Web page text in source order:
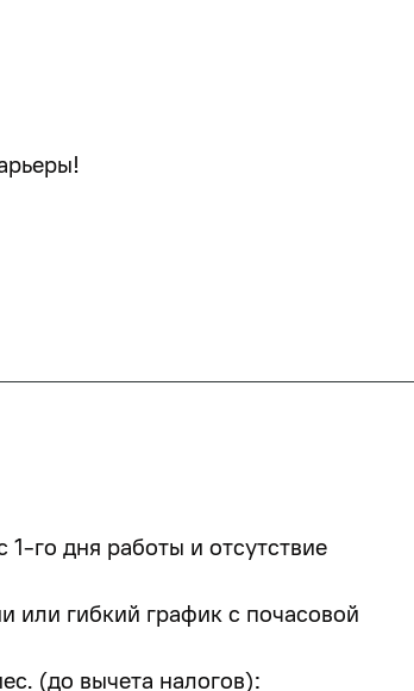
го дня работы и отсутствие
или гибкий график с почасовой
(до вычета налогов):